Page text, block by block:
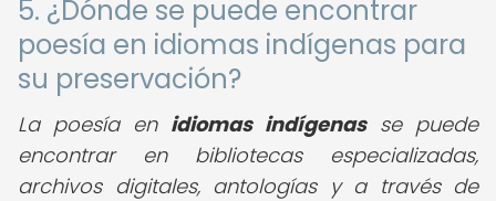
5. ¿Dónde se puede encontrar
poesía en idiomas indígenas para
su preservación?
La poesía en idiomas indígenasse puede
encontrar en bibliotecas especializadas,
archivos digitales, antologías y a través de